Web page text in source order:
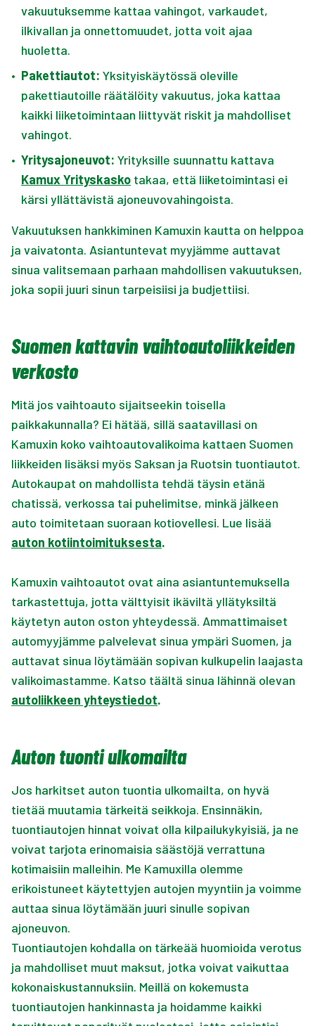
vakuutuksemme kattaa vahingot, varkaudet,
ilkivallan ja onnettomuudet, jotta voit ajaa
huoletta.
• Pakettiautot: Yksityiskäytössä oleville
pakettiautoille räätälöity vakuutus, joka kattaa
kaikki liiketoimintaan liittyvät riskit ja mahdolliset
vahingot.
• Yritysajoneuvot: Yrityksille suunnattu kattava
Kamux Yrityskasko takaa, että liiketoimintasi ei
kärsi yllättävistä ajoneuvovahingoista.
Vakuutuksen hankkiminen Kamuxin kautta on helppoa
ja vaivatonta. Asiantuntevat myyjämme auttavat
sinua valitsemaan parhaan mahdollisen vakuutuksen,
joka sopii juuri sinun tarpeisiisi ja budjettiisi.
Suomen kattavin vaihtoautoliikkeiden
verkosto
Mitä jos vaihtoauto sijaitseekin toisella
paikkakunnalla? Ei hätää, sillä saatavillasi on
Kamuxin koko vaihtoautovalikoima kattaen Suomen
liikkeiden lisäksi myös Saksan ja Ruotsin tuontiautot.
Autokaupat on mahdollista tehdä täysin etänä
chatissä, verkossa tai puhelimitse, minkä jälkeen
auto toimitetaan suoraan kotiovellesi. Lue lisää
auton kotiintoimituksesta.
Kamuxin vaihtoautot ovat aina asiantuntemuksella
tarkastettuja, jotta välttyisit ikäviltä yllätyksiltä
käytetyn auton oston yhteydessä. Ammattimaiset
automyyjämme palvelevat sinua ympäri Suomen, ja
auttavat sinua löytämään sopivan kulkupelin laajasta
valikoimastamme. Katso täältä sinua lähinnä olevan
autoliikkeen yhteystiedot.
Auton tuonti ulkomailta
Jos harkitset auton tuontia ulkomailta, on hyvä
tietää muutamia tärkeitä seikkoja. Ensinnäkin,
tuontiautojen hinnat voivat olla kilpailukykyisiä, ja ne
voivat tarjota erinomaisia säästöjä verrattuna
kotimaisiin malleihin. Me Kamuxilla olemme
erikoistuneet käytettyjen autojen myyntiin ja voimme
auttaa sinua löytämään juuri sinulle sopivan
ajoneuvon.
Tuontiautojen kohdalla on tärkeää huomioida verotus
ja mahdolliset muut maksut, jotka voivat vaikuttaa
kokonaiskustannuksiin. Meillä on kokemusta
tuontiautojen hankinnasta ja hoidamme kaikki